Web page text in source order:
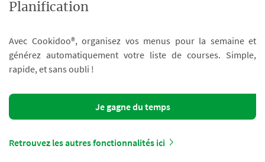
Planification
Avec Cookidoo®, organisez vos menus pour la semaine et
générez automatiquement votre liste de courses. Simple,
rapide, et sans oubli !
Je gagne du temps
Retrouvez les autres fonctionnalités ici